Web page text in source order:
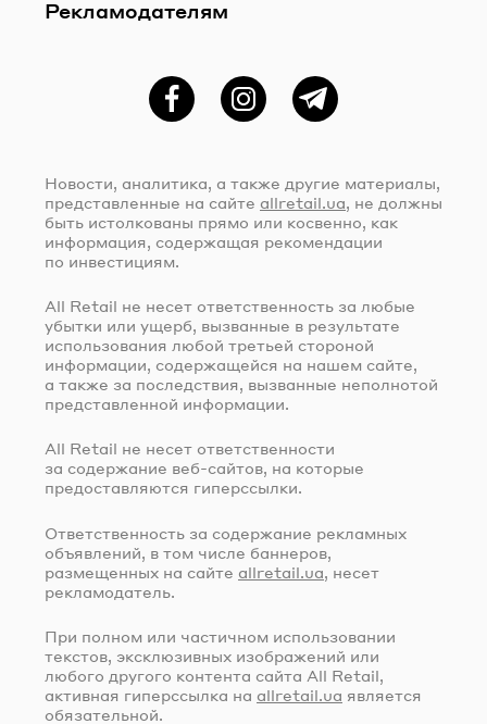
Рекламодателям
ФейсбукInstagramTelegram
Новости, аналитика, а также другие материалы,
представленные на сайте allretail.ua, не должны
быть истолкованы прямо или косвенно, как
информация, содержащая рекомендации
по инвестициям.
All Retail не несет ответственность за любые
убытки или ущерб, вызванные в результате
использования любой третьей стороной
информации, содержащейся на нашем сайте,
а также за последствия, вызванные неполнотой
представленной информации.
All Retail не несет ответственности
за содержание веб-сайтов, на которые
предоставляются гиперссылки.
Ответственность за содержание рекламных
объявлений, в том числе баннеров,
размещенных на сайте allretail.ua, несет
рекламодатель.
При полном или частичном использовании
текстов, эксклюзивных изображений или
любого другого контента сайта All Retail,
активная гиперссылка на allretail.ua является
обязательной.